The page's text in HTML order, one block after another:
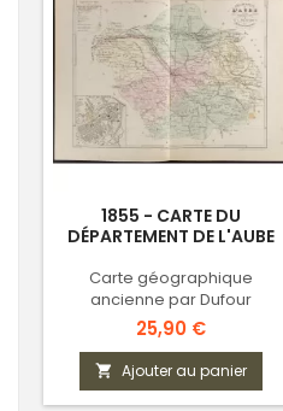
1855 - CARTE DU
DÉPARTEMENT DE L'AUBE
Carte géographique
ancienne par Dufour
Prix
25,90 €
 Ajouter au panier